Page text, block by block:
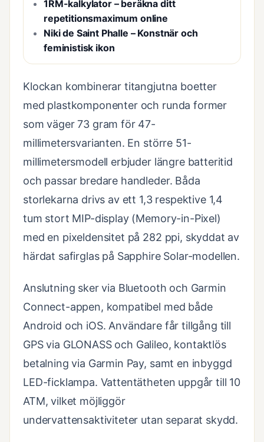
1RM-kalkylator – beräkna ditt
repetitionsmaximum online
Niki de Saint Phalle – Konstnär och
feministisk ikon
Klockan kombinerar titangjutna boetter
med plastkomponenter och runda former
som väger 73 gram för 47-
millimetersvarianten. En större 51-
millimetersmodell erbjuder längre batteritid
och passar bredare handleder. Båda
storlekarna drivs av ett 1,3 respektive 1,4
tum stort MIP-display (Memory-in-Pixel)
med en pixeldensitet på 282 ppi, skyddat av
härdat safirglas på Sapphire Solar-modellen.
Anslutning sker via Bluetooth och Garmin
Connect-appen, kompatibel med både
Android och iOS. Användare får tillgång till
GPS via GLONASS och Galileo, kontaktlös
betalning via Garmin Pay, samt en inbyggd
LED-ficklampa. Vattentätheten uppgår till 10
ATM, vilket möjliggör
undervattensaktiviteter utan separat skydd.